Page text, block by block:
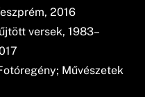
2016
versek, 1983–
Művészetek